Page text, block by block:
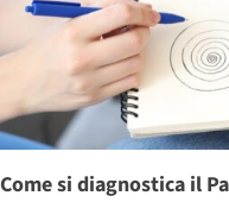
Come si diagnostica il